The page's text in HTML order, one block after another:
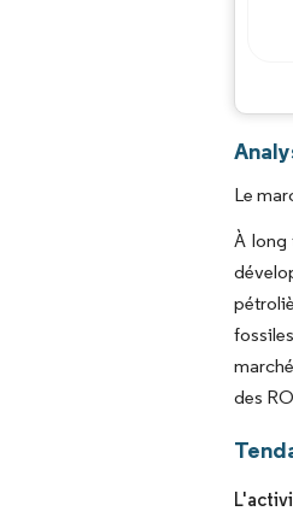
Le
À long
des